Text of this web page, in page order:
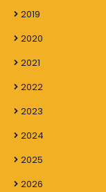
2019
2020
2021
2022
2023
2024
2025
2026